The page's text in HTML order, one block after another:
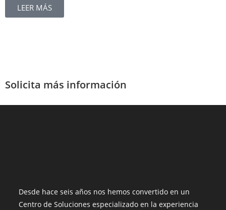
LEER MÁS
Solicita más información
Desde hace seis años nos hemos convertido en un
Centro de Soluciones especializado en la experiencia